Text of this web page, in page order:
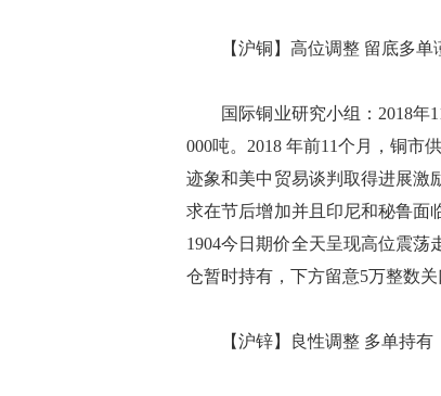
【沪铜】高位调整 留底多单
国际铜业研究小组：2018年11
000吨。2018 年前11个月，铜市
迹象和美中贸易谈判取得进展激
求在节后增加并且印尼和秘鲁面
1904今日期价全天呈现高位震
仓暂时持有，下方留意5万整数关
【沪锌】良性调整 多单持有